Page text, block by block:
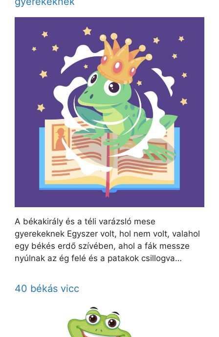
A békakirály és a téli varázsló mese
gyerekeknek Egyszer volt, hol nem volt, valahol
egy békés erdő szívében, ahol a fák messze
nyúlnak az ég felé és a patakok csillogva…
40 békás vicc